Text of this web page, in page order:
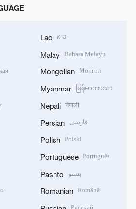
Lao ລາວ
Malay Bahasa Melayu
Mongolian Монгол
Myanmar မြန်မာဘာသာ
Nepali नेपाली
Persian فارسی
Polish Polski
Portuguese Português
Pashto پښتو
Romanian Română